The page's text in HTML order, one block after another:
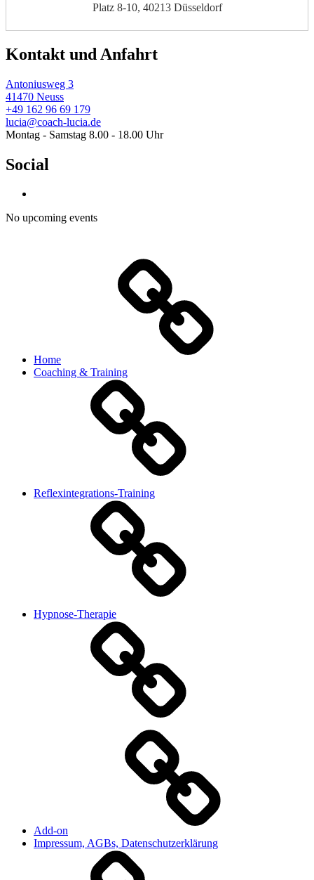
Platz 8-10, 40213 Düsseldorf
Kontakt und Anfahrt
Antoniusweg 3
41470 Neuss
+49 162 96 69 179
lucia@coach-lucia.de
Montag - Samstag 8.00 - 18.00 Uhr
Social
No upcoming events
Home
Coaching & Training
Reflexintegrations-Training
Hypnose-Therapie
Add-on
Impressum, AGBs, Datenschutzerklärung